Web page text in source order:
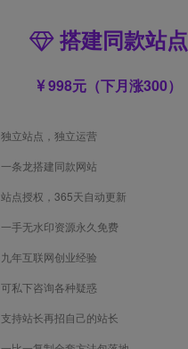
搭建同款站点
998元（下月涨300）
独立站点，独立运营
一条龙搭建同款网站
站点授权，365天自动更新
一手无水印资源永久免费
九年互联网创业经验
可私下咨询各种疑惑
支持站长再招自己的站长